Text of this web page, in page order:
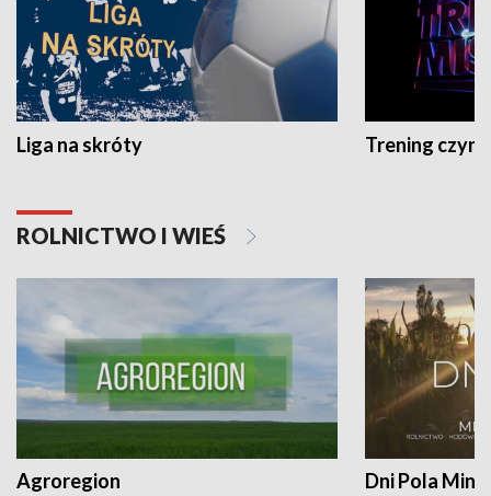
Liga na skróty Trening czyni
ROLNICTWO I WIEŚ
Agroregion Dni Pola